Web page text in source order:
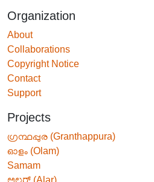
Organization
About
Collaborations
Copyright Notice
Contact
Support
Projects
ഗ്രന്ഥപ്പുര (Granthappura)
ഓളം (Olam)
Samam